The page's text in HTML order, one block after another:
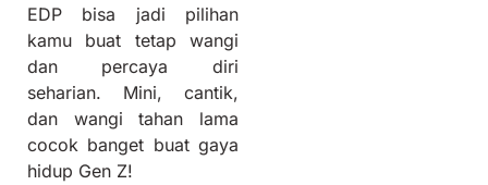
EDP bisa jadi pilihan
kamu buat tetap wangi
dan percaya diri
seharian. Mini, cantik,
dan wangi tahan lama
cocok banget buat gaya
hidup Gen Z!